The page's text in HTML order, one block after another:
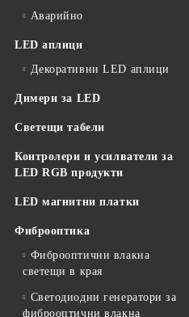
Аварийно
LED аплици
Декоративни LED аплици
Димери за LED
Светещи табели
Контролери и усилватели за
LED RGB продукти
LED магнитни платки
Фиброоптика
Фиброоптични влакна
светещи в края
Светодиодни генератори за
фиброоптични влакна